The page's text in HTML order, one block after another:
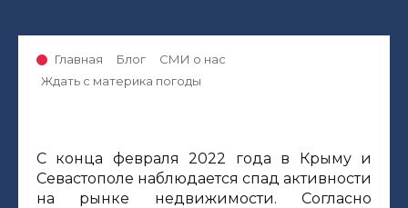
Главная Блог
СМИ о нас
Ждать с материка погоды
С конца февраля 2022 года в Крыму и
Севастополе наблюдается спад активности
на рынке недвижимости. Согласно